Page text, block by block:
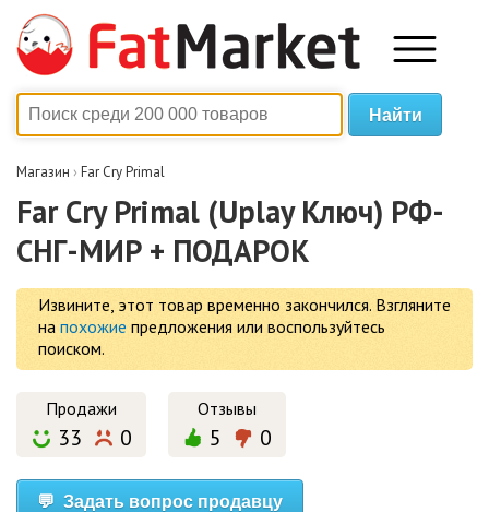
Магазин › Far Cry Primal
Far Cry Primal (Uplay Ключ) РФ-
СНГ-МИР + ПОДАРОК
Извините, этот товар временно закончился. Взгляните
на похожие предложения или воспользуйтесь
поиском.
Продажи
33 0
Отзывы
5 0
💬 Задать вопрос продавцу